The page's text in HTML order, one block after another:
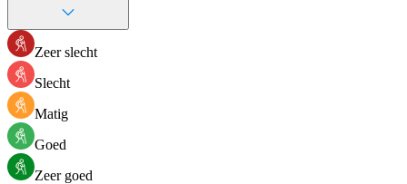
Zeer slecht
Slecht
Matig
Goed
Zeer goed